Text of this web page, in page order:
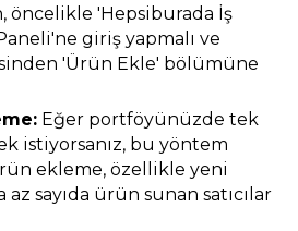
öncelikle 'Hepsiburada İş
giriş yapmalı ve
'Ürün Ekle' bölümüne
Eğer portföyünüzde tek
istiyorsanız, bu yöntem
ekleme, özellikle yeni
az sayıda ürün sunan satıcılar